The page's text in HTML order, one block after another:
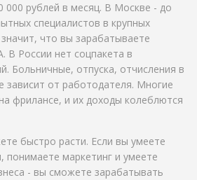
000 рублей в месяц. В Москве - до
специалистов в крупных
что вы зарабатываете
В России нет соцпакета в
Больничные, отпуска, отчисления в
зависит от работодателя. Многие
фрилансе, и их доходы колеблются
быстро расти. Если вы умеете
понимаете маркетинг и умеете
- вы сможете зарабатывать